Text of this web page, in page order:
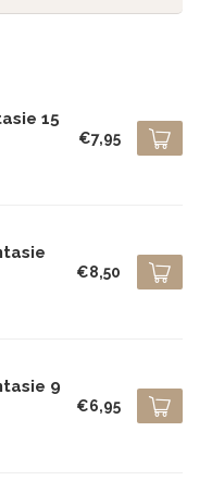
15
€7,95
€8,50
9
€6,95